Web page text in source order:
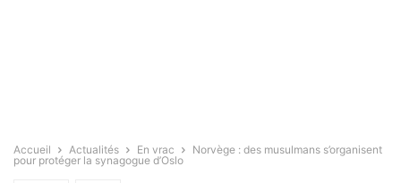
Accueil Actualités En vrac
Norvège : des musulmans s’organisent
pour protéger la synagogue d’Oslo